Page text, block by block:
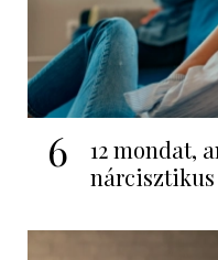
6
12 mondat,
nárcisztikus